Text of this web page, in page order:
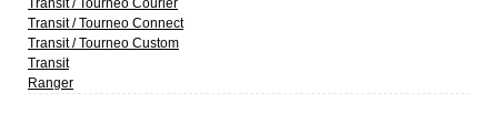
Transit / Tourneo Courier
Transit / Tourneo Connect
Transit / Tourneo Custom
Transit
Ranger